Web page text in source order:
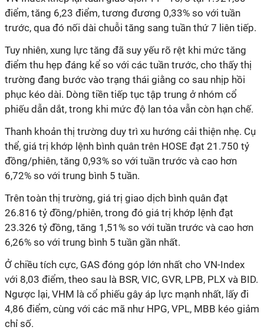
điểm, tăng 6,23 điểm, tương đương 0,33% so với tuần
trước, qua đó nối dài chuỗi tăng sang tuần thứ 7 liên tiếp.
Tuy nhiên, xung lực tăng đã suy yếu rõ rệt khi mức tăng
điểm thu hẹp đáng kể so với các tuần trước, cho thấy thị
trường đang bước vào trạng thái giằng co sau nhịp hồi
phục kéo dài. Dòng tiền tiếp tục tập trung ở nhóm cổ
phiếu dẫn dắt, trong khi mức độ lan tỏa vẫn còn hạn chế.
Thanh khoản thị trường duy trì xu hướng cải thiện nhẹ. Cụ
thể, giá trị khớp lệnh bình quân trên HOSE đạt 21.750 tỷ
đồng/phiên, tăng 0,93% so với tuần trước và cao hơn
6,72% so với trung bình 5 tuần.
Trên toàn thị trường, giá trị giao dịch bình quân đạt
26.816 tỷ đồng/phiên, trong đó giá trị khớp lệnh đạt
23.326 tỷ đồng, tăng 1,51% so với tuần trước và cao hơn
6,26% so với trung bình 5 tuần gần nhất.
Ở chiều tích cực, GAS đóng góp lớn nhất cho VN-Index
với 8,03 điểm, theo sau là BSR, VIC, GVR, LPB, PLX và BID.
Ngược lại, VHM là cổ phiếu gây áp lực mạnh nhất, lấy đi
4,86 điểm, cùng với các mã như HPG, VPL, MBB kéo giảm
chỉ số.